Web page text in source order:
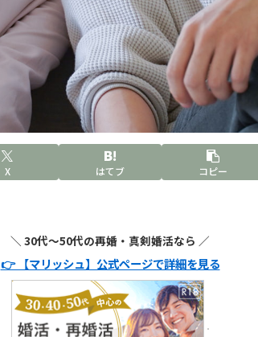
X はてブ コピー
＼ 30代〜50代の再婚・真剣婚活なら ／
👉 【マリッシュ】公式ページで詳細を見る